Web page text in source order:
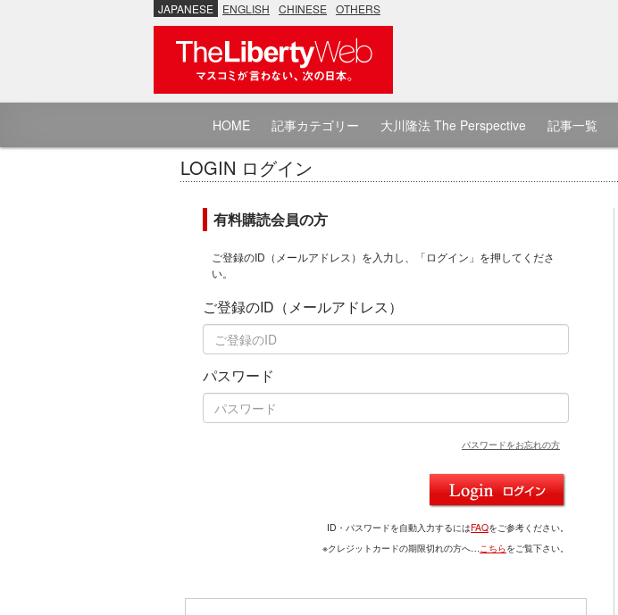
JAPANESE ENGLISH CHINESE OTHERS
HOME 記事カテゴリー 大川隆法 The Perspective 記事一覧
LOGIN ログイン
有料購読会員の方
ご登録のID（メールアドレス）を入力し、「ログイン」を押してくださ
い。
ご登録のID（メールアドレス）
パスワード
パスワードをお忘れの方
ID・パスワードを自動入力するにはFAQをご参考ください。
※クレジットカードの期限切れの方へ…こちらをご覧下さい。